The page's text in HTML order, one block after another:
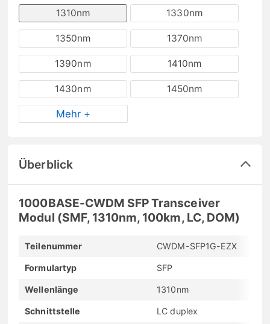
1310nm 1330nm
1350nm 1370nm
1390nm 1410nm
1430nm 1450nm
Mehr +
Überblick
1000BASE-CWDM SFP Transceiver
Modul (SMF, 1310nm, 100km, LC, DOM)
Teilenummer CWDM-SFP1G-EZX
Formulartyp SFP
Wellenlänge 1310nm
Schnittstelle LC duplex